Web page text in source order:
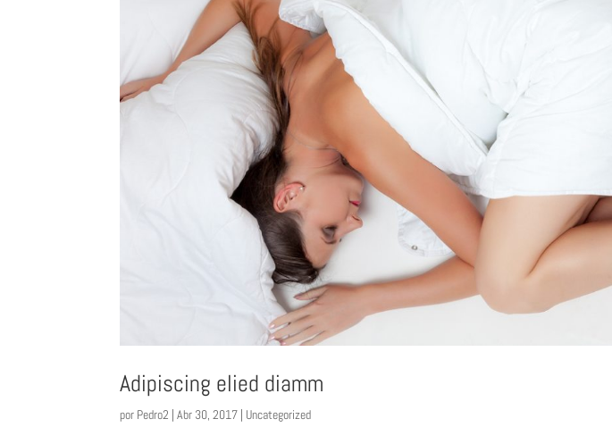
Adipiscing elied diamm
por Pedro2 | Abr 30, 2017 | Uncategorized